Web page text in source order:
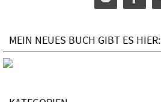
MEIN NEUES BUCH GIBT ES HIER: